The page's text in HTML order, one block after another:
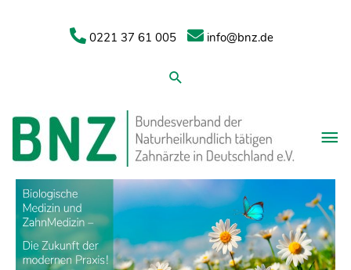
0221 37 61 005 info@bnz.de
Suchen